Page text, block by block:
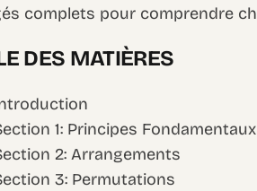
complets pour comprendre
DES MATIÈRES
1: Principes
2: Arrangements
3: Permutations